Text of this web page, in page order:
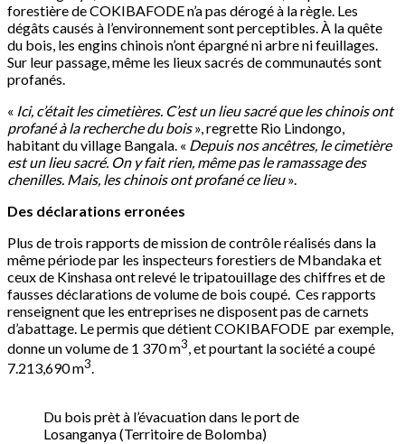
forestière de COKIBAFODE n’a pas dérogé à la règle. Les
dégâts causés à l’environnement sont perceptibles. À la quête
du bois, les engins chinois n’ont épargné ni arbre ni feuillages.
Sur leur passage, même les lieux sacrés de communautés sont
profanés.
« Ici, c’était les cimetières. C’est un lieu sacré que les chinois ont
profané à la recherche du bois», regrette Rio Lindongo,
habitant du village Bangala. « Depuis nos ancêtres, le cimetière
est un lieu sacré. On y fait rien, même pas le ramassage des
chenilles. Mais, les chinois ont profané ce lieu».
Des déclarations erronées
Plus de trois rapports de mission de contrôle réalisés dans la
même période par les inspecteurs forestiers de Mbandaka et
ceux de Kinshasa ont relevé le tripatouillage des chiffres et de
fausses déclarations de volume de bois coupé. Ces rapports
renseignent que les entreprises ne disposent pas de carnets
d’abattage. Le permis que détient COKIBAFODE par exemple,
donne un volume de 1 370 m3, et pourtant la société a coupé
7.213,690 m3.
Du bois prèt à l’évacuation dans le port de
Losanganya (Territoire de Bolomba)